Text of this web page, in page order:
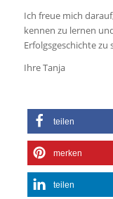
Ich freue mich
kennen zu lernen
Erfolgsgeschichte zu
Ihre Tanja
teilen
merken
teilen